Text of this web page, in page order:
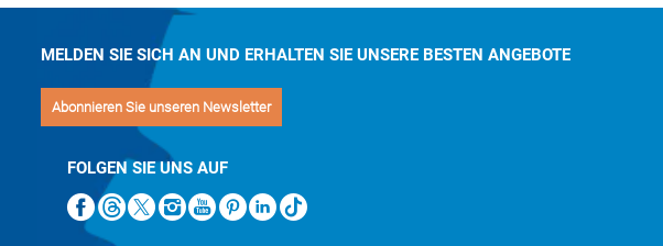
MELDEN SIE SICH AN UND ERHALTEN SIE UNSERE BESTEN ANGEBOTE
Abonnieren Sie unseren Newsletter
FOLGEN SIE UNS AUF